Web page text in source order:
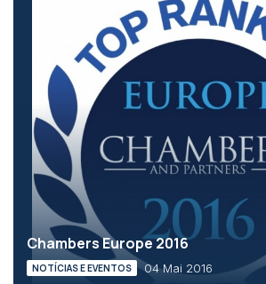
Chambers Europe 2016
NOTÍCIAS E EVENTOS 04 Mai 2016